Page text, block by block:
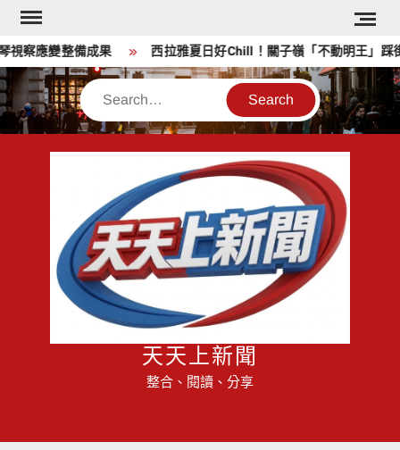
Skip
content
應變整備成果 西拉雅夏日好Chill！關子嶺「不動明王」踩街
Search
天天上新聞
整合、閱讀、分享